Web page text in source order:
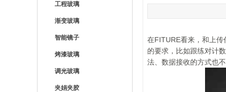
工程玻璃
渐变玻璃
智能镜子
烤漆玻璃
调光玻璃
夹娟夹胶
在FITURE看来，和上传
的要求，比如跟练对计
法、数据接收的方式也